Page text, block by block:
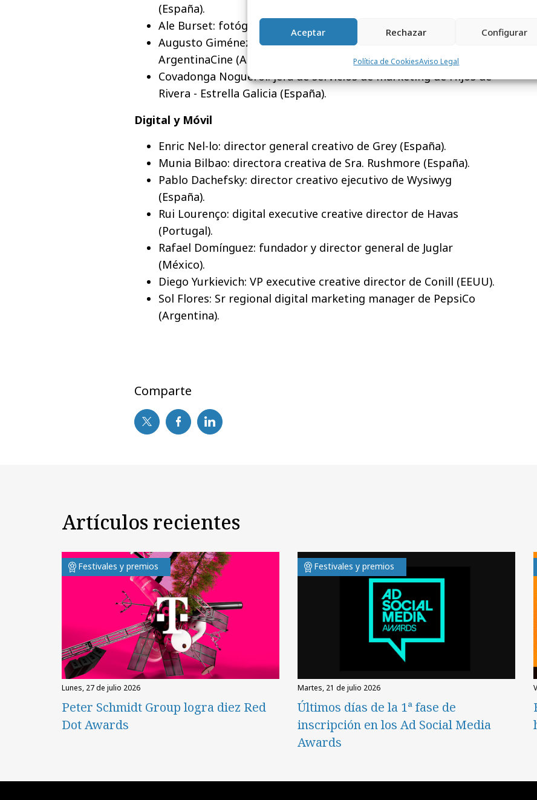
Aceptar Rechazar Configurar
Política de CookiesAviso Legal
(España).
Ale Burset: fotógrafo (Argentina).
Augusto Giménez Zapiola: productor y fundador de
ArgentinaCine (Argentina).
Covadonga Noguerol: jefa de servicios de marketing de Hijos de
Rivera - Estrella Galicia (España).
Digital y Móvil
Enric Nel-lo: director general creativo de Grey (España).
Munia Bilbao: directora creativa de Sra. Rushmore (España).
Pablo Dachefsky: director creativo ejecutivo de Wysiwyg
(España).
Rui Lourenço: digital executive creative director de Havas
(Portugal).
Rafael Domínguez: fundador y director general de Juglar
(México).
Diego Yurkievich: VP executive creative director de Conill (EEUU).
Sol Flores: Sr regional digital marketing manager de PepsiCo
(Argentina).
Comparte
Artículos recientes
Festivales y premios
lunes, 27 de julio 2026
Peter Schmidt Group logra diez Red
Dot Awards
Festivales y premios
martes, 21 de julio 2026
Últimos días de la 1ª fase de
inscripción en los Ad Social Media
Awards